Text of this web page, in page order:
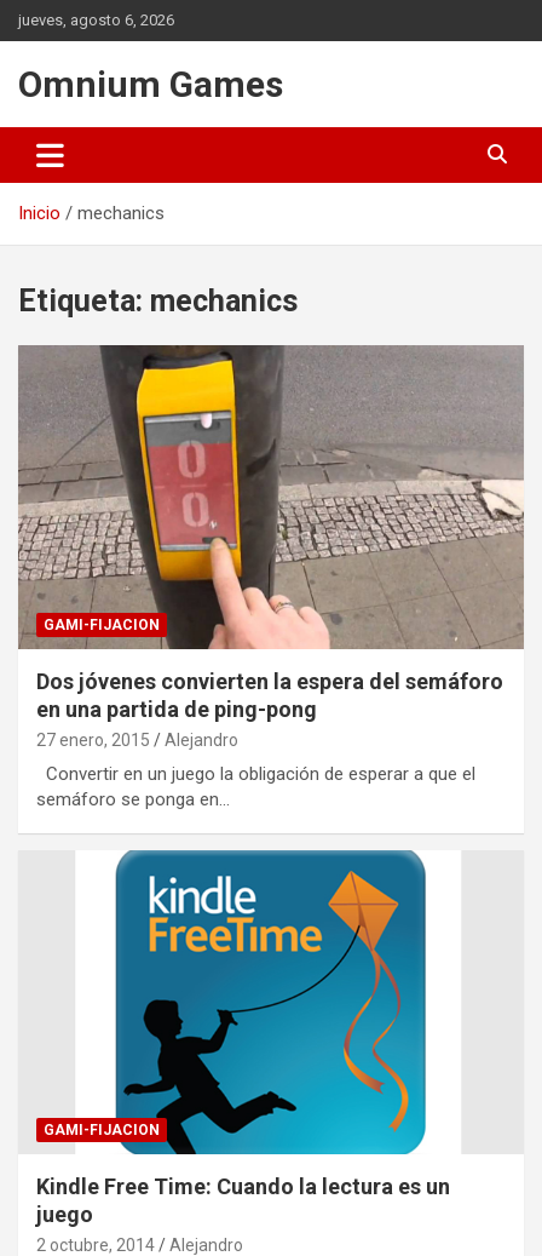
Saltar
al
jueves, agosto 6, 2026
Omnium Games
Inicio mechanics
Etiqueta: mechanics
GAMI-FIJACION
Dos jóvenes convierten la espera del semáforo
en una partida de ping-pong
27 enero, 2015 Alejandro
Convertir en un juego la obligación de esperar a que el
semáforo se ponga en…
GAMI-FIJACION
Kindle Free Time: Cuando la lectura es un
juego
2 octubre, 2014 Alejandro